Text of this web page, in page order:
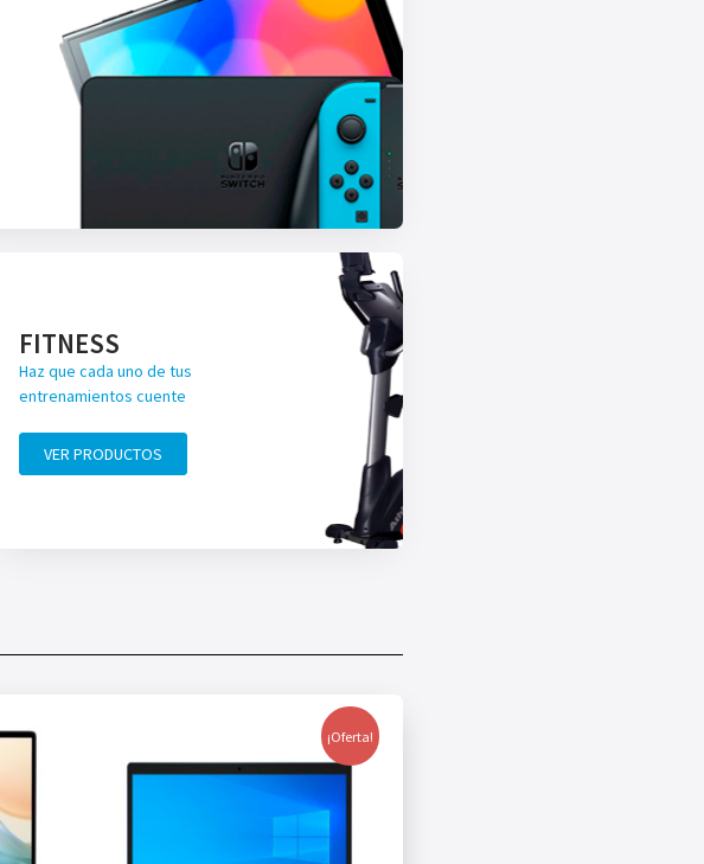
FITNESS
Haz que cada uno de tus
entrenamientos cuente
VER PRODUCTOS
¡Oferta!